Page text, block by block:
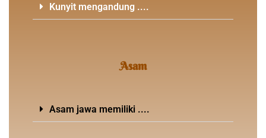
Kunyit mengandung ....
Asam
Asam jawa memiliki ....